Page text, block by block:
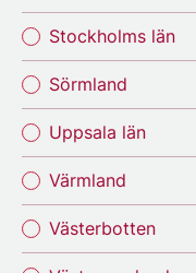
Stockholms län
Sörmland
Uppsala län
Värmland
Västerbotten